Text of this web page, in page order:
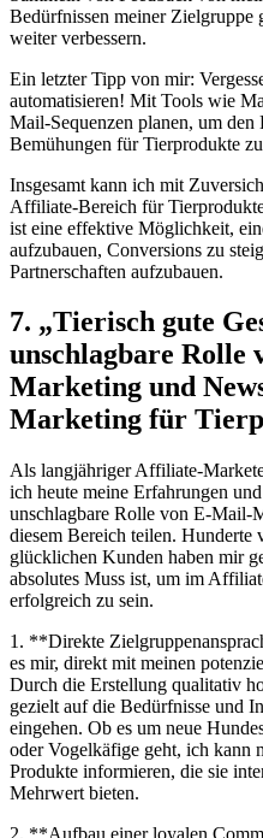
Bedürfnissen meiner Zielgruppe‌
weiter‍ verbessern.
Ein letzter Tipp von mir:
automatisieren! Mit Tools wie
Mail-Sequenzen planen, um
Bemühungen für Tierprodukte
Insgesamt kann ich mit
Affiliate-Bereich für
ist eine effektive Möglichkeit,
aufzubauen,‌ Conversions zu
Partnerschaften aufzubauen.
7. „Tierisch gute
unschlagbare Rolle
Marketing und
Marketing für
Als langjähriger Affiliate-
ich ‍heute meine Erfahrungen
unschlagbare Rolle von E-Mail-
diesem Bereich teilen. Hunderte
glücklichen ⁢Kunden ⁣haben mir
absolutes Muss ist, um im
erfolgreich zu sein.
1. **Direkte
es mir, direkt mit meinen
Durch die Erstellung qualitativ
gezielt auf die Bedürfnisse und
eingehen.‌ Ob ⁤es um neue
oder ‌Vogelkäfige geht, ich ⁤kann
‍Produkte informieren, die sie
Mehrwert bieten.